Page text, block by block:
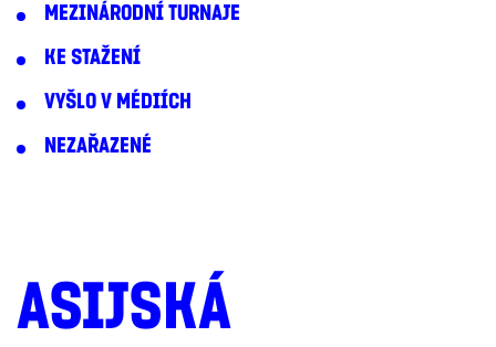
MEZINÁRODNÍ TURNAJE
KE STAŽENÍ
VYŠLO V MÉDIÍCH
NEZAŘAZENÉ
ASIJSKÁ